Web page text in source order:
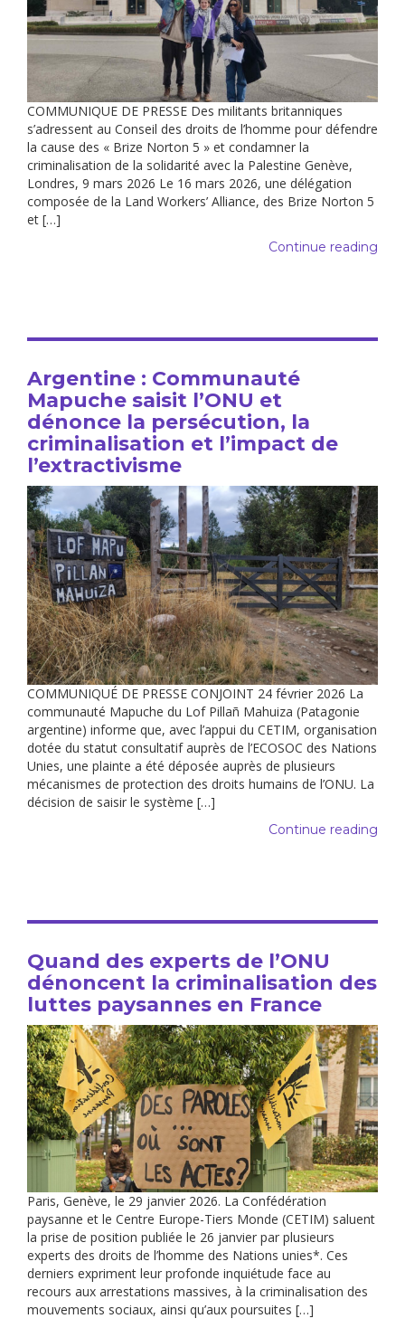
COMMUNIQUE DE PRESSE Des militants britanniques
s’adressent au Conseil des droits de l’homme pour défendre
la cause des « Brize Norton 5 » et condamner la
criminalisation de la solidarité avec la Palestine Genève,
Londres, 9 mars 2026 Le 16 mars 2026, une délégation
composée de la Land Workers’ Alliance, des Brize Norton 5
et […]
Continue reading
Argentine : Communauté
Mapuche saisit l’ONU et
dénonce la persécution, la
criminalisation et l’impact de
l’extractivisme
COMMUNIQUÉ DE PRESSE CONJOINT 24 février 2026 La
communauté Mapuche du Lof Pillañ Mahuiza (Patagonie
argentine) informe que, avec l’appui du CETIM, organisation
dotée du statut consultatif auprès de l’ECOSOC des Nations
Unies, une plainte a été déposée auprès de plusieurs
mécanismes de protection des droits humains de l’ONU. La
décision de saisir le système […]
Continue reading
Quand des experts de l’ONU
dénoncent la criminalisation des
luttes paysannes en France
Paris, Genève, le 29 janvier 2026. La Confédération
paysanne et le Centre Europe-Tiers Monde (CETIM) saluent
la prise de position publiée le 26 janvier par plusieurs
experts des droits de l’homme des Nations unies*. Ces
derniers expriment leur profonde inquiétude face au
recours aux arrestations massives, à la criminalisation des
mouvements sociaux, ainsi qu’aux poursuites […]